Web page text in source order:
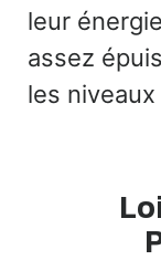
leur
assez
les